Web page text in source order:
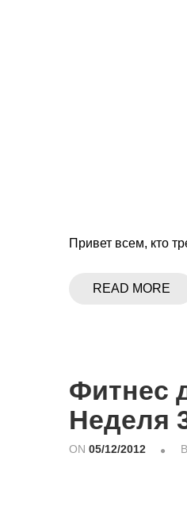
Привет всем, кто
READ MORE
Фитнес
Неделя
ON 05/12/2012